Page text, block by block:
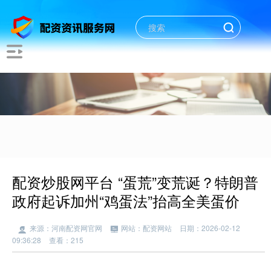
配资炒股网平台 “蛋荒”变荒诞？特朗普
政府起诉加州“鸡蛋法”抬高全美蛋价
来源：河南配资网官网 网站：配资网站
日期：2026-02-12
09:36:28
查看：215